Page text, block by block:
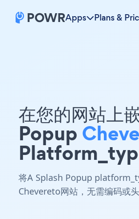
Apps Plans &
在您的网站上
Popup
将A Splash Popup
Chevereto网站，无需编码或头